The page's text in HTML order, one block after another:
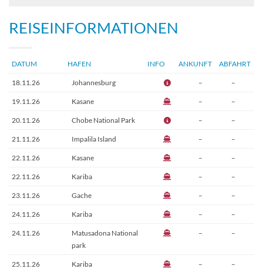
REISEINFORMATIONEN
DATUM HAFEN INFO ANKUNFT ABFAHRT
18.11.26 Johannesburg – –
19.11.26 Kasane – –
20.11.26 Chobe National Park – –
21.11.26 Impalila Island – –
22.11.26 Kasane – –
22.11.26 Kariba – –
23.11.26 Gache – –
24.11.26 Kariba – –
24.11.26
Matusadona National
park
– –
25.11.26 Kariba – –